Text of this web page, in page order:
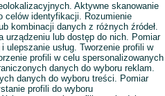
Aktywne skanowanie
celów identyfikacji. Rozumienie
kombinacji danych z różnych źródeł.
urządzeniu lub dostęp do nich. Pomiar
ulepszanie usług. Tworzenie profili w
profili w celu spersonalizowanych
danych do wyboru reklam.
danych do wyboru treści. Pomiar
profili do wyboru